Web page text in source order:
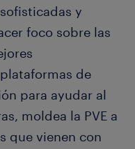
y
foco sobre las
de
para ayudar al
moldea la PVE a
que vienen con